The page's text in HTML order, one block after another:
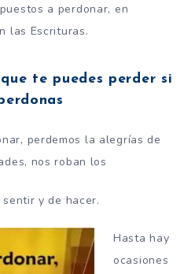
a perdonar, en
las Escrituras.
te puedes perder si
perdemos la alegrías de
nos roban los
y de hacer.
Hasta hay
ocasiones